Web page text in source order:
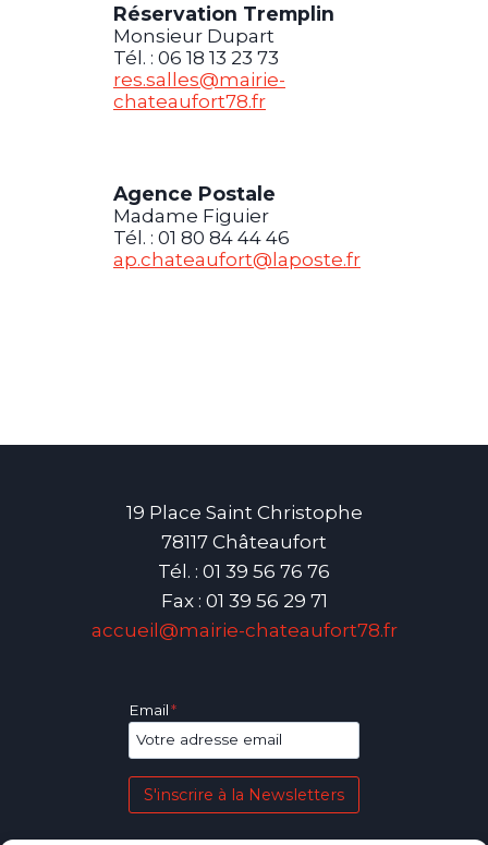
Réservation Tremplin
Monsieur Dupart
Tél. : 06 18 13 23 73
res.salles@mairie-
chateaufort78.fr
Agence Postale
Madame Figuier
Tél. : 01 80 84 44 46
ap.chateaufort@laposte.fr
19 Place Saint Christophe
78117 Châteaufort
Tél. : 01 39 56 76 76
Fax : 01 39 56 29 71
accueil@mairie-chateaufort78.fr
Email*
S'inscrire à la Newsletters